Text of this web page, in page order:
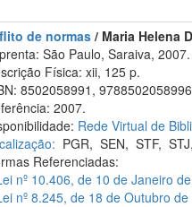
de normas / Maria Helena
São Paulo, Saraiva, 2007.
Física: xii, 125 p.
8502058991, 9788502058996
2007.
Rede Virtual de
PGR,SEN,STF,STJ
Referenciadas:
nº 10.406, de 10 de Janeiro
nº 8.245, de 18 de Outubro de